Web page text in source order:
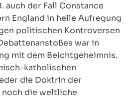
auch der Fall Constance
England in helle Aufregung
politischen Kontroversen
war in
mit dem Beichtgeheimnis.
katholischen
die Doktrin der
noch die weltliche